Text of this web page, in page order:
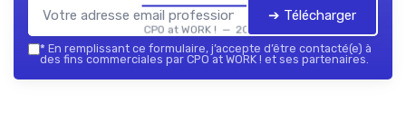
CPO at WORK ! — 2026
➔ Télécharger
* En remplissant ce formulaire, j’accepte d’être contacté(e) à
des fins commerciales par CPO at WORK ! et ses partenaires.